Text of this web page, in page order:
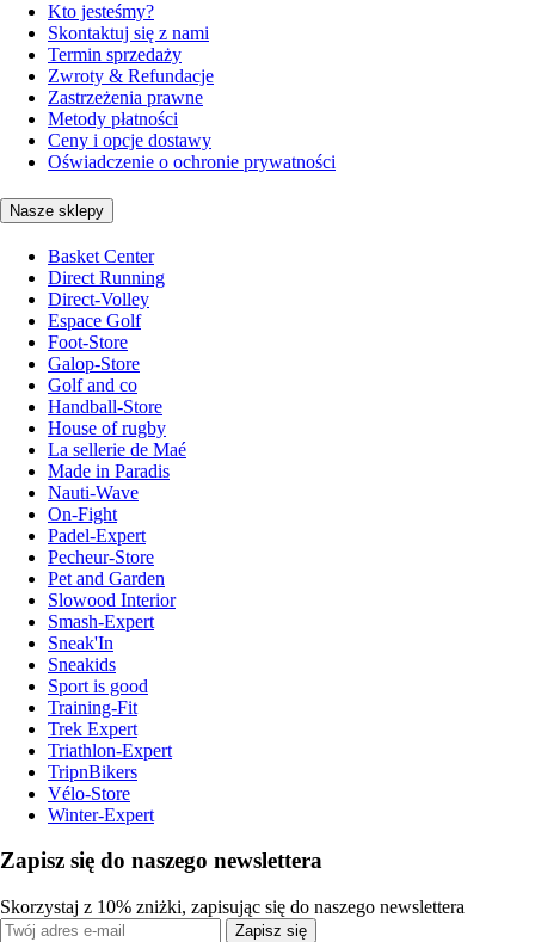
Kto jesteśmy?
Skontaktuj się z nami
Termin sprzedaży
Zwroty & Refundacje
Zastrzeżenia prawne
Metody płatności
Ceny i opcje dostawy
Oświadczenie o ochronie prywatności
Nasze sklepy
Basket Center
Direct Running
Direct-Volley
Espace Golf
Foot-Store
Galop-Store
Golf and co
Handball-Store
House of rugby
La sellerie de Maé
Made in Paradis
Nauti-Wave
On-Fight
Padel-Expert
Pecheur-Store
Pet and Garden
Slowood Interior
Smash-Expert
Sneak'In
Sneakids
Sport is good
Training-Fit
Trek Expert
Triathlon-Expert
TripnBikers
Vélo-Store
Winter-Expert
Zapisz się do naszego newslettera
Skorzystaj z 10% zniżki, zapisując się do naszego newslettera
Zapisz się